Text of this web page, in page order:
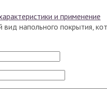
и применение
напольного покрытия,